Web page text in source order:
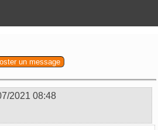
un message
2021 08:48